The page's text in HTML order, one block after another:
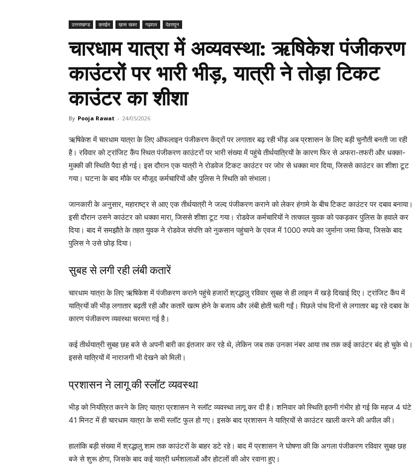
उत्तराखण्ड क्राईम ख़ास खबर गढ़वाल देहरादून
चारधाम यात्रा में अव्यवस्था: ऋषिकेश पंजीकरण
काउंटरों पर भारी भीड़, यात्री ने तोड़ा टिकट
काउंटर का शीशा
By Pooja Rawat - 24/05/2026
ऋषिकेश में चारधाम यात्रा के लिए ऑफलाइन पंजीकरण केंद्रों पर लगातार बढ़ रही भीड़ अब प्रशासन के लिए बड़ी चुनौती बनती जा रही
है। रविवार को ट्रांजिट कैंप स्थित पंजीकरण काउंटरों पर भारी संख्या में पहुंचे तीर्थयात्रियों के कारण फिर से अफरा-तफरी और धक्का-
मुक्की की स्थिति पैदा हो गई। इस दौरान एक यात्री ने रोडवेज टिकट काउंटर पर जोर से धक्का मार दिया, जिससे काउंटर का शीशा टूट
गया। घटना के बाद मौके पर मौजूद कर्मचारियों और पुलिस ने स्थिति को संभाला।
जानकारी के अनुसार, महाराष्ट्र से आए एक तीर्थयात्री ने जल्द पंजीकरण कराने को लेकर हंगामे के बीच टिकट काउंटर पर दबाव बनाया।
इसी दौरान उसने काउंटर को धक्का मारा, जिससे शीशा टूट गया। रोडवेज कर्मचारियों ने तत्काल युवक को पकड़कर पुलिस के हवाले कर
दिया। बाद में समझौते के तहत युवक ने रोडवेज संपत्ति को नुकसान पहुंचाने के एवज में 1000 रुपये का जुर्माना जमा किया, जिसके बाद
पुलिस ने उसे छोड़ दिया।
सुबह से लगी रही लंबी कतारें
चारधाम यात्रा के लिए ऋषिकेश में पंजीकरण कराने पहुंचे हजारों श्रद्धालु रविवार सुबह से ही लाइन में खड़े दिखाई दिए। ट्रांजिट कैंप में
यात्रियों की भीड़ लगातार बढ़ती रही और कतारें खत्म होने के बजाय और लंबी होती चली गईं। पिछले पांच दिनों से लगातार बढ़ रहे दबाव के
कारण पंजीकरण व्यवस्था चरमरा गई है।
कई तीर्थयात्री सुबह छह बजे से अपनी बारी का इंतजार कर रहे थे, लेकिन जब तक उनका नंबर आया तब तक कई काउंटर बंद हो चुके थे।
इससे यात्रियों में नाराजगी भी देखने को मिली।
प्रशासन ने लागू की स्लॉट व्यवस्था
भीड़ को नियंत्रित करने के लिए यात्रा प्रशासन ने स्लॉट व्यवस्था लागू कर दी है। शनिवार को स्थिति इतनी गंभीर हो गई कि महज 4 घंटे
41 मिनट में ही चारधाम यात्रा के सभी स्लॉट फुल हो गए। इसके बाद प्रशासन ने यात्रियों से काउंटर खाली करने की अपील की।
हालांकि बड़ी संख्या में श्रद्धालु शाम तक काउंटरों के बाहर डटे रहे। बाद में प्रशासन ने घोषणा की कि अगला पंजीकरण रविवार सुबह छह
बजे से शुरू होगा, जिसके बाद कई यात्री धर्मशालाओं और होटलों की ओर रवाना हुए।